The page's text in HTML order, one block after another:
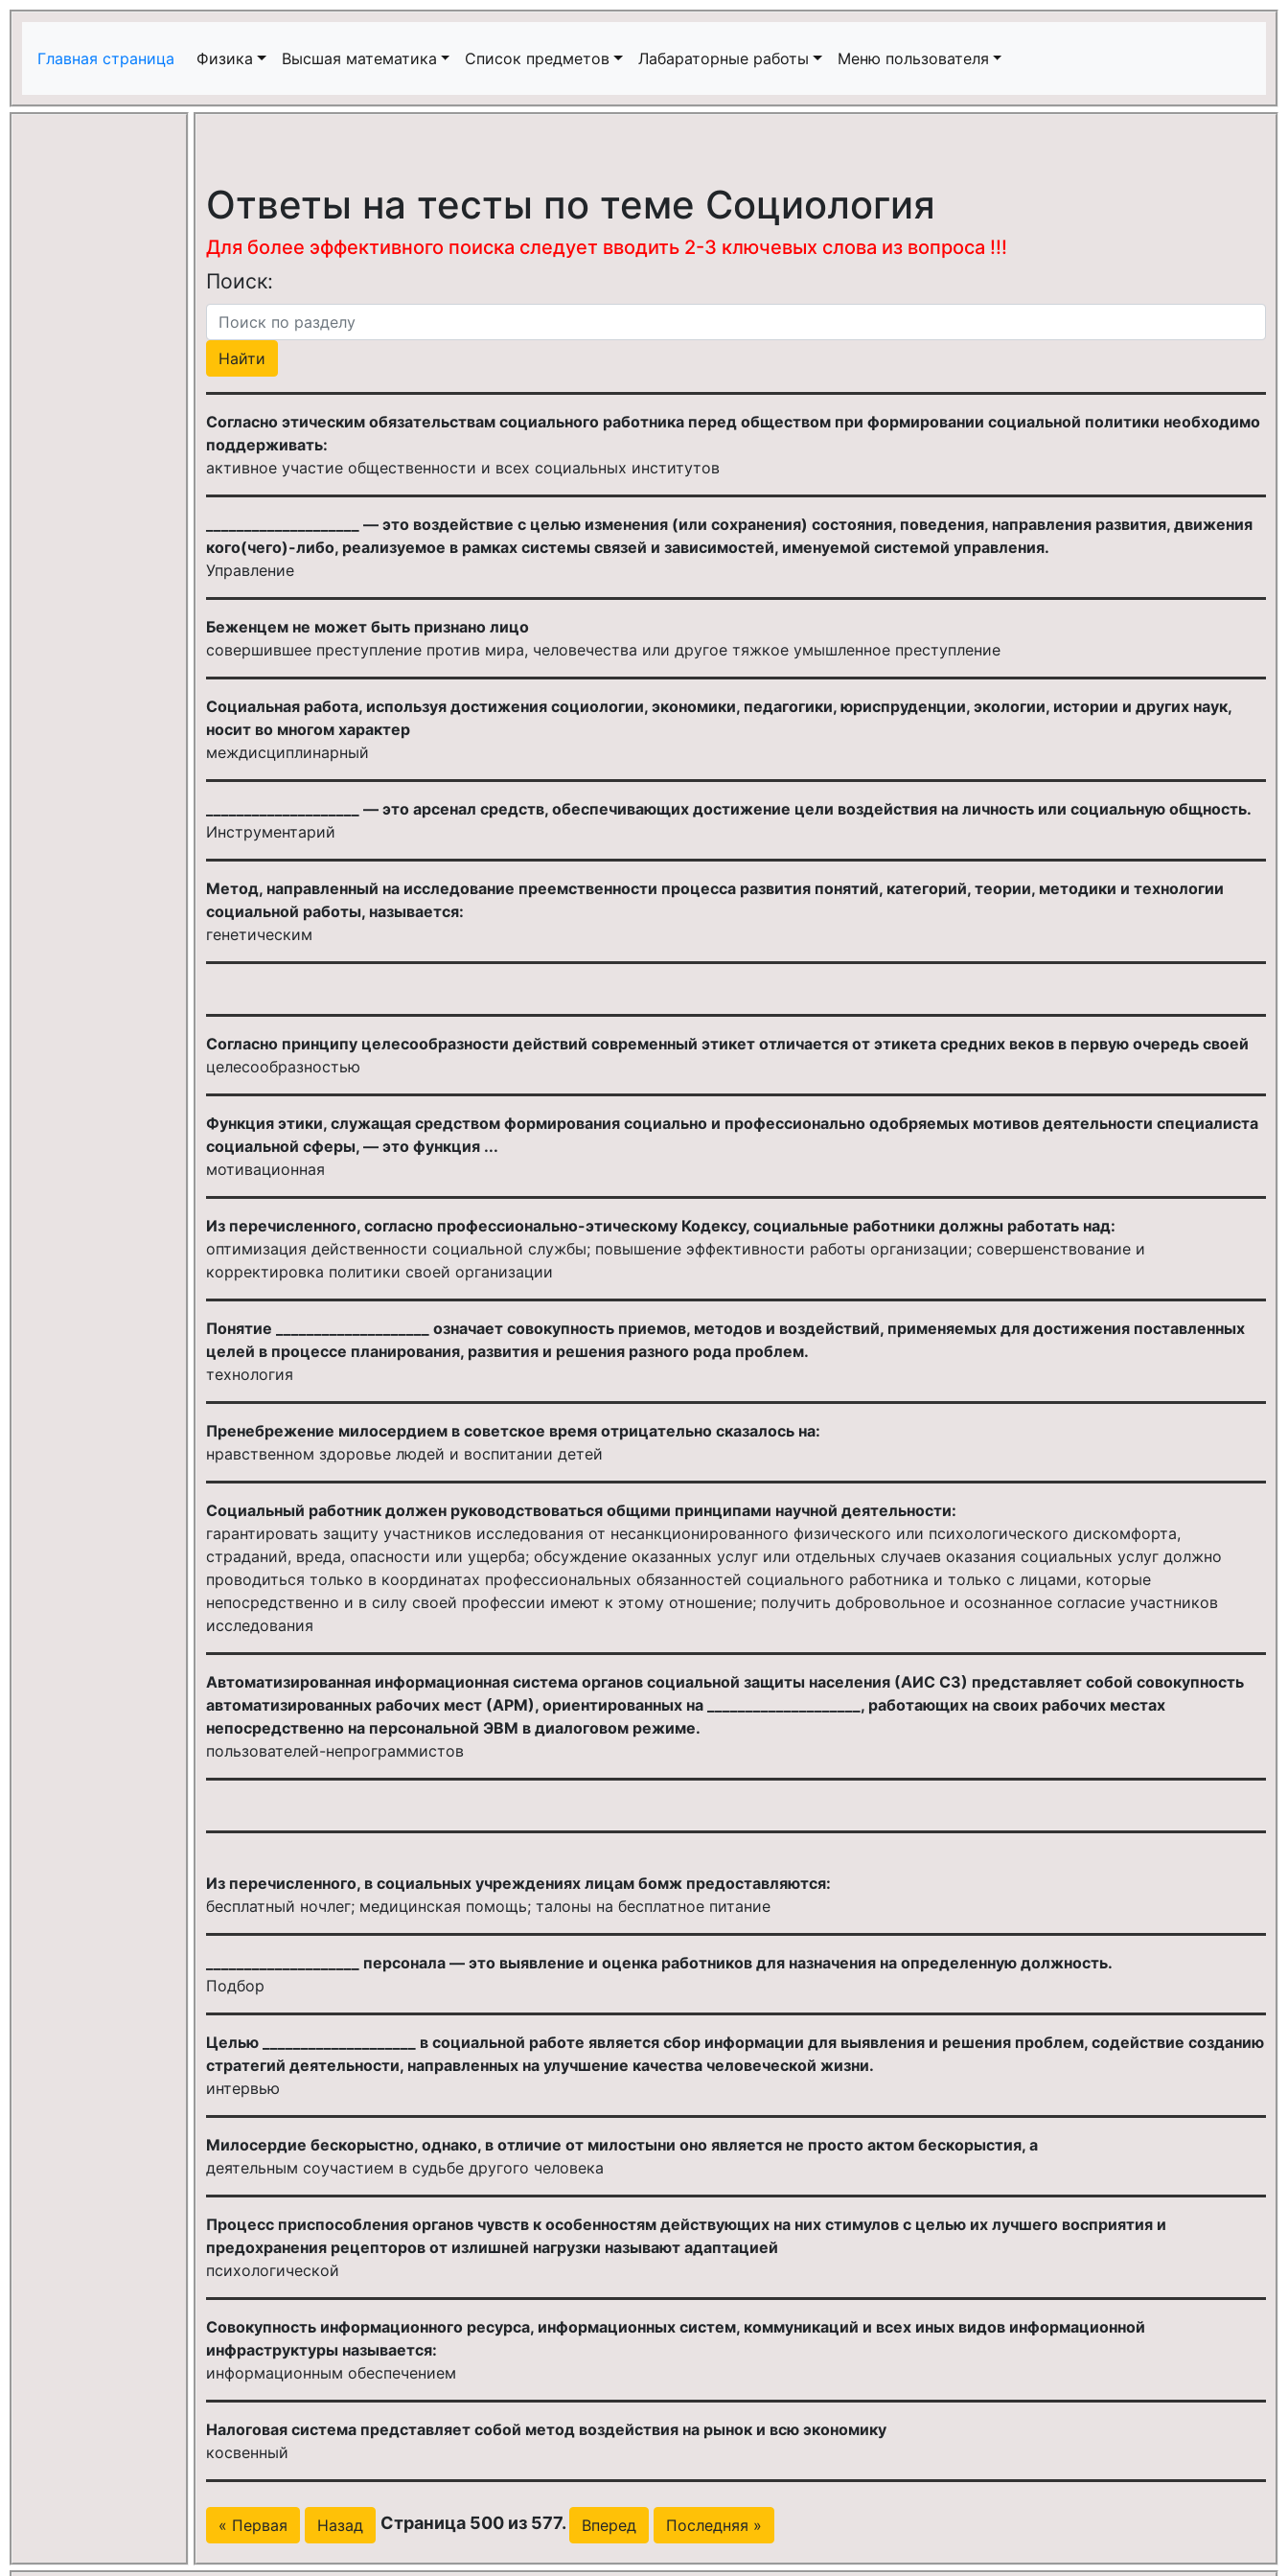
Главная страница Физика Высшая математика Список предметов Лабараторные работы Меню пользователя
Ответы на тесты по теме Социология
Для более эффективного поиска следует вводить 2-3 ключевых слова из вопроса !!!
Поиск:
Согласно этическим обязательствам социального работника перед обществом при формировании социальной политики необходимо
поддерживать:
активное участие общественности и всех социальных институтов
____________________ — это воздействие с целью изменения (или сохранения) состояния, поведения, направления развития, движения
кого(чего)-либо, реализуемое в рамках системы связей и зависимостей, именуемой системой управления.
Управление
Беженцем не может быть признано лицо
совершившее преступление против мира, человечества или другое тяжкое умышленное преступление
Социальная работа, используя достижения социологии, экономики, педагогики, юриспруденции, экологии, истории и других наук,
носит во многом характер
междисциплинарный
____________________ — это арсенал средств, обеспечивающих достижение цели воздействия на личность или социальную общность.
Инструментарий
Метод, направленный на исследование преемственности процесса развития понятий, категорий, теории, методики и технологии
социальной работы, называется:
генетическим
Согласно принципу целесообразности действий современный этикет отличается от этикета средних веков в первую очередь своей
целесообразностью
Функция этики, служащая средством формирования социально и профессионально одобряемых мотивов деятельности специалиста
социальной сферы, — это функция ...
мотивационная
Из перечисленного, согласно профессионально-этическому Кодексу, социальные работники должны работать над:
оптимизация действенности социальной службы; повышение эффективности работы организации; совершенствование и
корректировка политики своей организации
Понятие ____________________ означает совокупность приемов, методов и воздействий, применяемых для достижения поставленных
целей в процессе планирования, развития и решения разного рода проблем.
технология
Пренебрежение милосердием в советское время отрицательно сказалось на:
нравственном здоровье людей и воспитании детей
Социальный работник должен руководствоваться общими принципами научной деятельности:
гарантировать защиту участников исследования от несанкционированного физического или психологического дискомфорта,
страданий, вреда, опасности или ущерба; обсуждение оказанных услуг или отдельных случаев оказания социальных услуг должно
проводиться только в координатах профессиональных обязанностей социального работника и только с лицами, которые
непосредственно и в силу своей профессии имеют к этому отношение; получить добровольное и осознанное согласие участников
исследования
Автоматизированная информационная система органов социальной защиты населения (АИС СЗ) представляет собой совокупность
автоматизированных рабочих мест (АРМ), ориентированных на ____________________, работающих на своих рабочих местах
непосредственно на персональной ЭВМ в диалоговом режиме.
пользователей-непрограммистов
Из перечисленного, в социальных учреждениях лицам бомж предоставляются:
бесплатный ночлег; медицинская помощь; талоны на бесплатное питание
____________________ персонала — это выявление и оценка работников для назначения на определенную должность.
Подбор
Целью ____________________ в социальной работе является сбор информации для выявления и решения проблем, содействие созданию
стратегий деятельности, направленных на улучшение качества человеческой жизни.
интервью
Милосердие бескорыстно, однако, в отличие от милостыни оно является не просто актом бескорыстия, а
деятельным соучастием в судьбе другого человека
Процесс приспособления органов чувств к особенностям действующих на них стимулов с целью их лучшего восприятия и
предохранения рецепторов от излишней нагрузки называют адаптацией
психологической
Совокупность информационного ресурса, информационных систем, коммуникаций и всех иных видов информационной
инфраструктуры называется:
информационным обеспечением
Налоговая система представляет собой метод воздействия на рынок и всю экономику
косвенный
« Первая Назад Страница 500 из 577. Вперед Последняя »